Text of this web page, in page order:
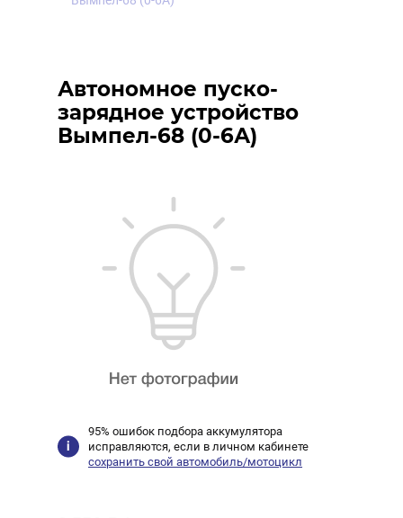
Автономное пуско-
зарядное устройство
Вымпел-68 (0-6А)
95% ошибок подбора аккумулятора
исправляются, если в личном кабинете
сохранить свой автомобиль/мотоцикл